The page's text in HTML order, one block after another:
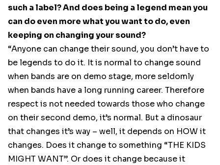
such a label? And does being a legend mean you
can do even more what you want to do, even
keeping on changing your sound?
“Anyone can change their sound, you don’t have to
be legends to do it. It is normal to change sound
when bands are on demo stage, more seldomly
when bands have a long running career. Therefore
respect is not needed towards those who change
on their second demo, it’s normal. But a dinosaur
that changes it’s way – well, it depends on HOW it
changes. Does it change to something “THE KIDS
MIGHT WANT”. Or does it change because it